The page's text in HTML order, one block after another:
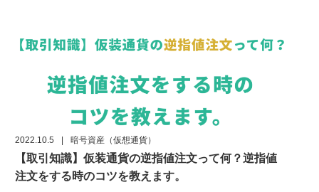
2022.10.5 暗号資産（仮想通貨）
【取引知識】仮装通貨の逆指値注文って何？逆指値
注文をする時のコツを教えます。